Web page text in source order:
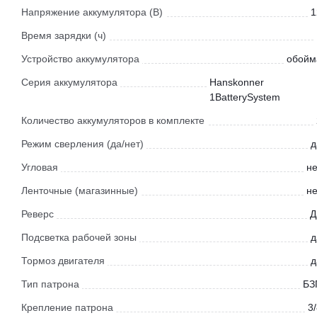
Напряжение аккумулятора (В)
Время зарядки (ч)
Устройство аккумулятора
Серия аккумулятора
Hanskonner
1BatterySystem
Количество аккумуляторов в комплекте
Режим сверления (да/нет)
Угловая
Ленточные (магазинные)
Реверс
Подсветка рабочей зоны
Тормоз двигателя
Тип патрона
Крепление патрона